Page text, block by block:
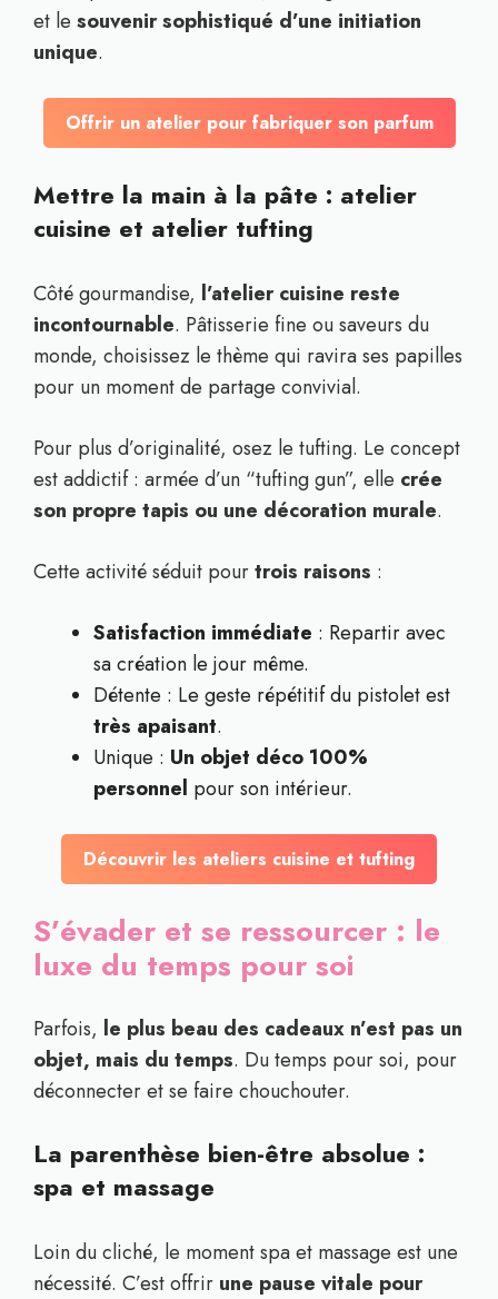
et le souvenir sophistiqué d’une initiation
unique.
Offrir un atelier pour fabriquer son parfum
Mettre la main à la pâte : atelier
cuisine et atelier tufting
Côté gourmandise, l’atelier cuisine reste
incontournable. Pâtisserie fine ou saveurs du
monde, choisissez le thème qui ravira ses papilles
pour un moment de partage convivial.
Pour plus d’originalité, osez le tufting. Le concept
est addictif : armée d’un “tufting gun”, elle crée
son propre tapis ou une décoration murale.
Cette activité séduit pourtrois raisons :
Satisfaction immédiate : Repartir avec
sa création le jour même.
Détente : Le geste répétitif du pistolet est
très apaisant.
Unique : Un objet déco 100%
personnel pour son intérieur.
Découvrir les ateliers cuisine et tufting
S’évader et se ressourcer : le
luxe du temps pour soi
Parfois, le plus beau des cadeaux n’est pas un
objet, mais du temps. Du temps pour soi, pour
déconnecter et se faire chouchouter.
La parenthèse bien-être absolue :
spa et massage
Loin du cliché, le moment spa et massage est une
nécessité. C’est offrir une pause vitale pour